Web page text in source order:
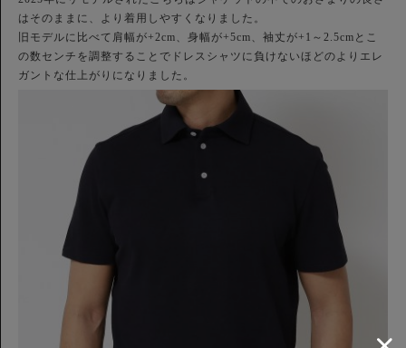
はそのままに、より着用しやすくなりました。
旧モデルに比べて肩幅が+2cm、身幅が+5cm、袖丈が+1～2.5cmとこ
の数センチを調整することでドレスシャツに負けないほどのよりエレ
ガントな仕上がりになりました。